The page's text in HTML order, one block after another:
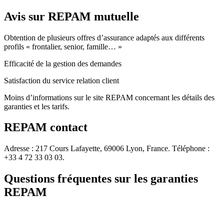
Avis sur REPAM mutuelle
Obtention de plusieurs offres d’assurance adaptés aux différents
profils « frontalier, senior, famille… »
Efficacité de la gestion des demandes
Satisfaction du service relation client
Moins d’informations sur le site REPAM concernant les détails des
garanties et les tarifs.
REPAM contact
Adresse : 217 Cours Lafayette, 69006 Lyon, France. Téléphone :
+33 4 72 33 03 03.
Questions fréquentes sur les garanties
REPAM